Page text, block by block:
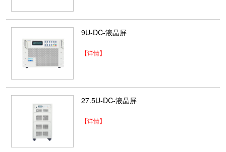
9U-DC-液晶屏
【详情】
27.5U-DC-液晶屏
【详情】
28U-AC-液晶屏 (单相45-60KVA
产品特点： ■ 采用高频脉宽调制技术和IGBT驱
6U-AC-液晶屏(三相1.5KVA-3KVA)
动，响应迅速，输出稳定。根据设置...